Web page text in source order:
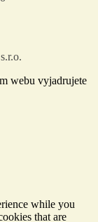
webu vyjadrujete
while you
that are